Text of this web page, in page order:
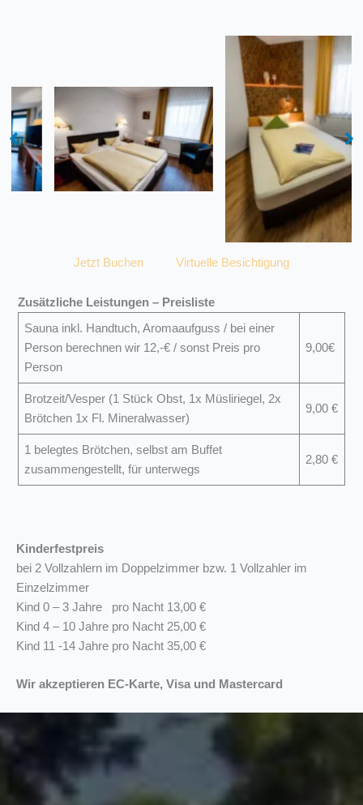
Wohnbeispiel: Standard-
Doppelzimmer
Wohnbeispiel:
Einzelzimmer
Jetzt Buchen Virtuelle Besichtigung
Zusätzliche Leistungen – Preisliste
Sauna inkl. Handtuch, Aromaaufguss / bei einer
Person berechnen wir 12,-€ / sonst Preis pro
Person
9,00€
Brotzeit/Vesper (1 Stück Obst, 1x Müsliriegel, 2x
Brötchen 1x Fl. Mineralwasser)
9,00 €
1 belegtes Brötchen, selbst am Buffet
zusammengestellt, für unterwegs
2,80 €
Kinderfestpreis
bei 2 Vollzahlern im Doppelzimmer bzw. 1 Vollzahler im
Einzelzimmer
Kind 0 – 3 Jahre pro Nacht 13,00 €
Kind 4 – 10 Jahre pro Nacht 25,00 €
Kind 11 -14 Jahre pro Nacht 35,00 €
Wir akzeptieren EC-Karte, Visa und Mastercard